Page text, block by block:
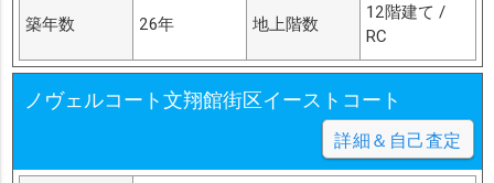
築年数 26年 地上階数
12階建て /
RC
ノヴェルコート文翔館街区イーストコート
詳細＆自己査定